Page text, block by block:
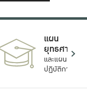
แผน
ยุทธศาสตร์
และแผน
ปฏิบัติการ